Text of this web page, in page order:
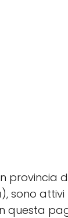
provincia
sono attivi
questa